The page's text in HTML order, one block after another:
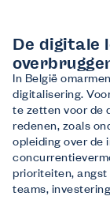
De digitale
In België
digitalisering.
te zetten voor de
redenen, zoals
opleiding over de
prioriteiten, angst
teams,